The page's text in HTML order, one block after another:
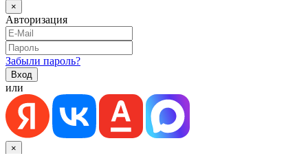
×
Авторизация
Забыли пароль?
или
×